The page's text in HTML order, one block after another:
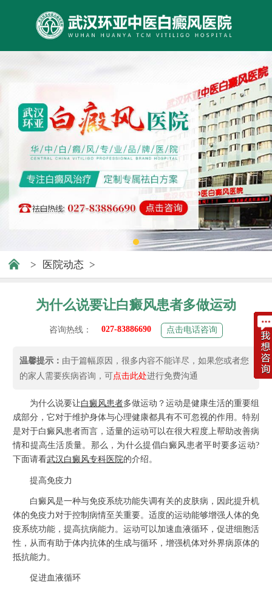
> 医院动态 >
为什么说要让白癜风患者多做运动
咨询热线： 027-83886690 点击电话咨询
温馨提示： 由于篇幅原因，很多内容不能详尽，如果您或者您
的家人需要疾病咨询，可点击此处进行免费沟通
为什么说要让白癜风患者多做运动？运动是健康生活的重要组
成部分，它对于维护身体与心理健康都具有不可忽视的作用。特别
是对于白癜风患者而言，适量的运动可以在很大程度上帮助改善病
情和提高生活质量。那么，为什么提倡白癜风患者平时要多运动?
下面请看武汉白癜风专科医院的介绍。
提高免疫力
白癜风是一种与免疫系统功能失调有关的皮肤病，因此提升机
体的免疫力对于控制病情至关重要。适度的运动能够增强人体的免
疫系统功能，提高抗病能力。运动可以加速血液循环，促进细胞活
性，从而有助于体内抗体的生成与循环，增强机体对外界病原体的
抵抗能力。
促进血液循环